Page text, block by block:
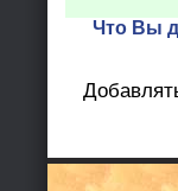
Что Вы